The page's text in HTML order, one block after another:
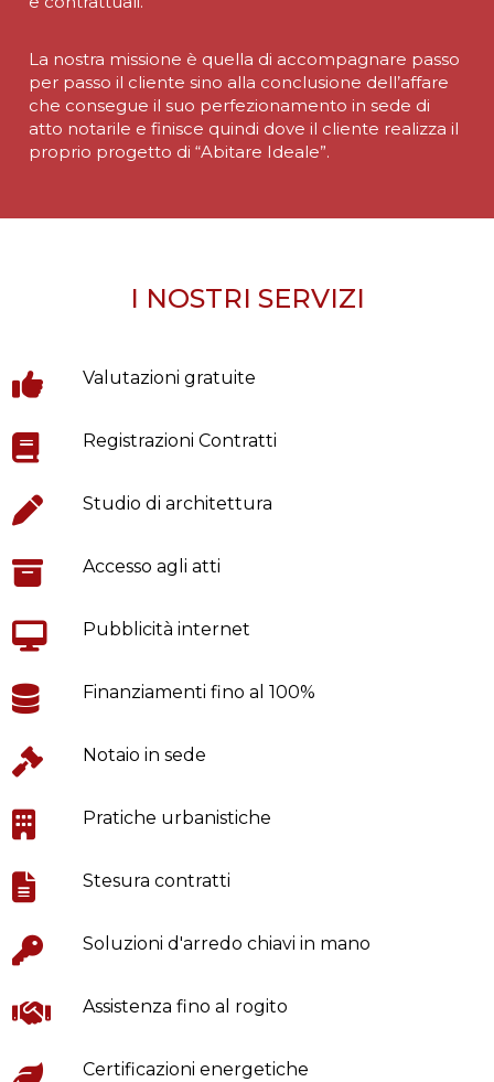
La nostra missione è quella di accompagnare passo
per passo il cliente sino alla conclusione dell’affare
che consegue il suo perfezionamento in sede di
atto notarile e finisce quindi dove il cliente realizza il
proprio progetto di “Abitare Ideale”.
I NOSTRI SERVIZI
Valutazioni gratuite
Registrazioni Contratti
Studio di architettura
Accesso agli atti
Pubblicità internet
Finanziamenti fino al 100%
Notaio in sede
Pratiche urbanistiche
Stesura contratti
Soluzioni d'arredo chiavi in mano
Assistenza fino al rogito
Certificazioni energetiche